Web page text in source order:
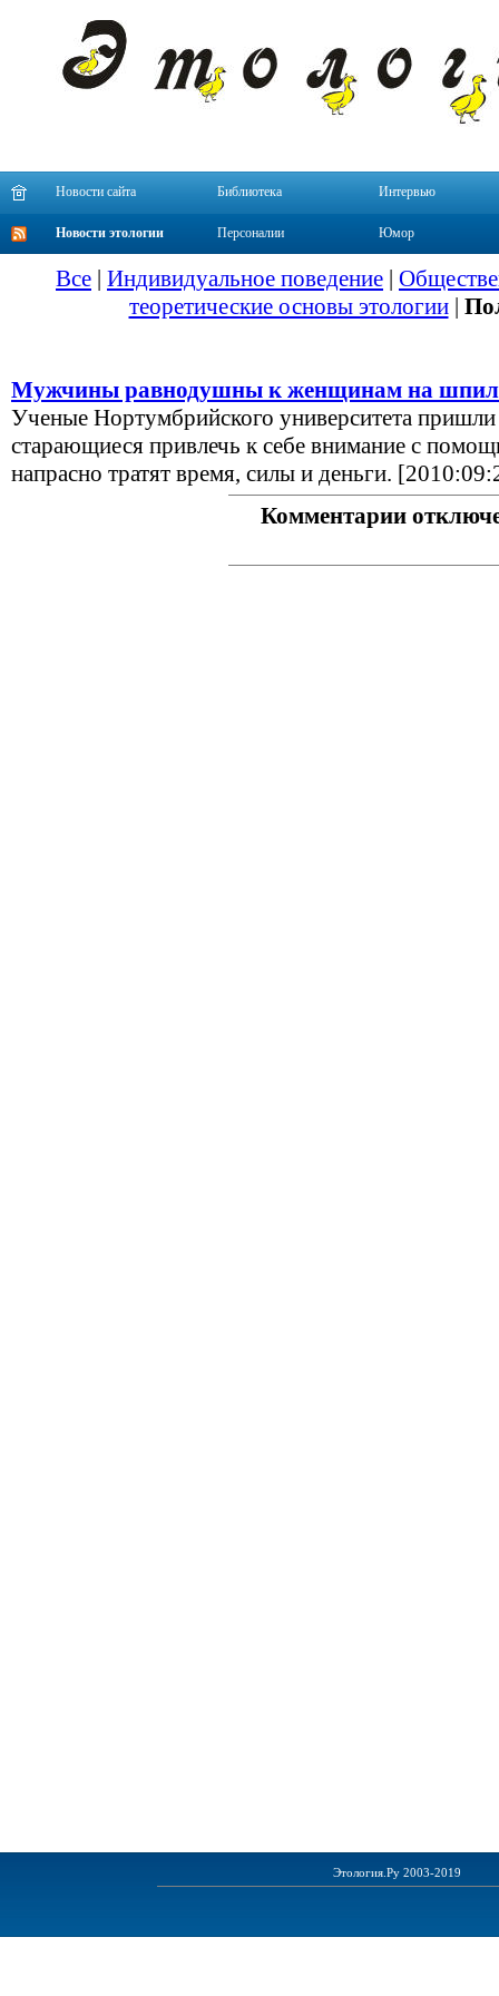
Новости сайта Библиотека Интервью
Новости этологии Персоналии Юмор
Все | Индивидуальное поведение |
теоретические основы этологии|
Мужчины равнодушны к женщинам на
Ученые Нортумбрийского университета
старающиеся привлечь к себе внимание с
напрасно тратят время, силы и деньги.
Комментарии
Этология.Ру 2003-2019